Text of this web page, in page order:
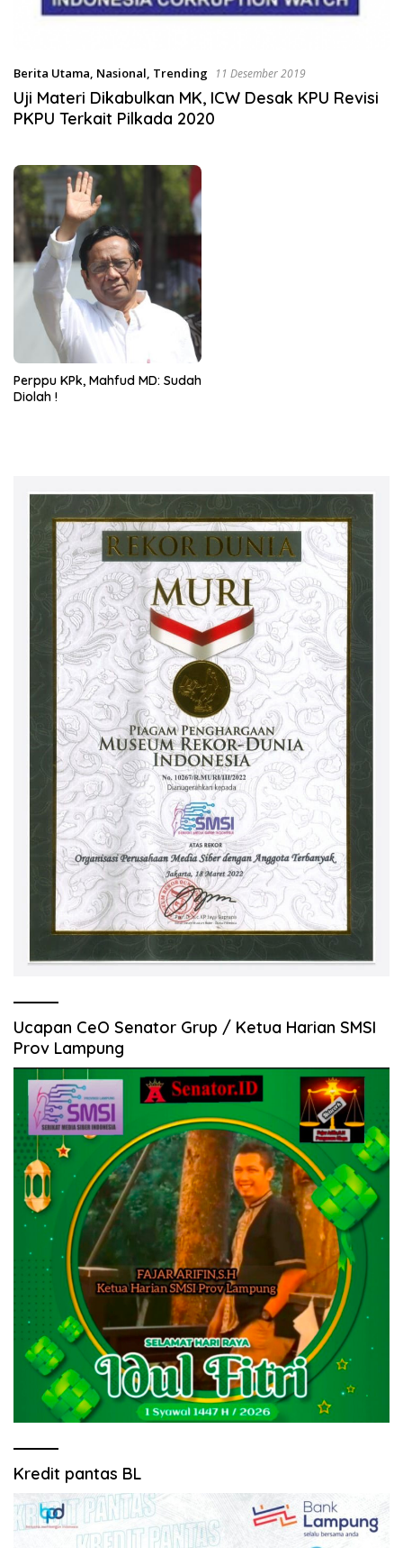
Berita Utama, Nasional, Trending 11 Desember 2019
Uji Materi Dikabulkan MK, ICW Desak KPU Revisi
PKPU Terkait Pilkada 2020
Perppu KPk, Mahfud MD: Sudah
Diolah !
Ucapan CeO Senator Grup / Ketua Harian SMSI
Prov Lampung
Kredit pantas BL